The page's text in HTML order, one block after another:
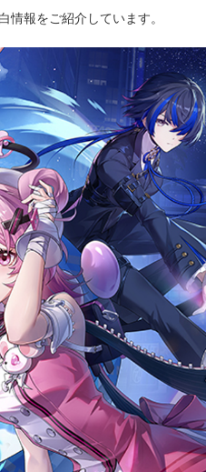
報をご紹介しています。